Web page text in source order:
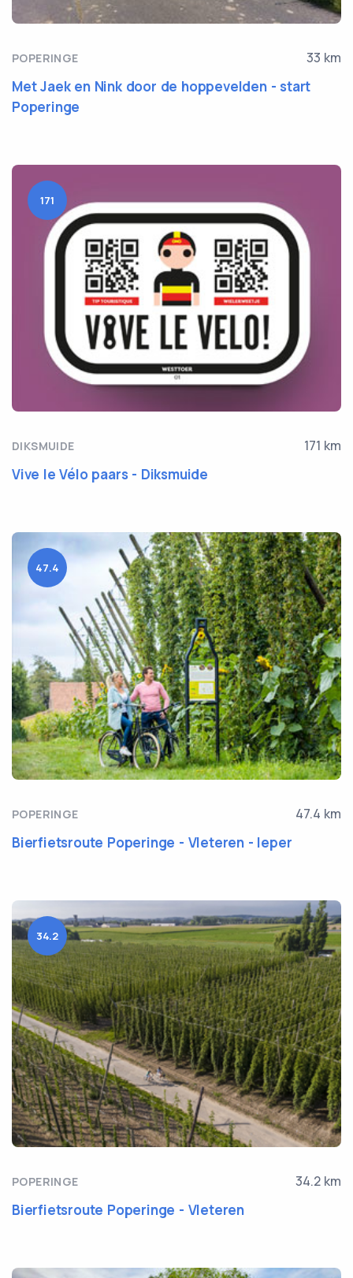
POPERINGE 33 km
Met Jaek en Nink door de hoppevelden - start
Poperinge
171
DIKSMUIDE 171 km
Vive le Vélo paars - Diksmuide
47.4
POPERINGE 47.4 km
Bierfietsroute Poperinge - Vleteren - Ieper
34.2
POPERINGE 34.2 km
Bierfietsroute Poperinge - Vleteren